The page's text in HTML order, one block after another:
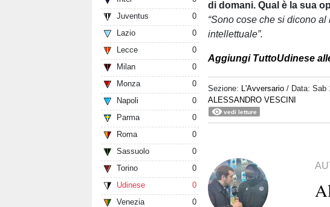
Juventus
0
Lazio
0
Lecce
0
Milan
0
Monza
0
Napoli
0
Parma
0
Roma
0
Sassuolo
0
Torino
0
Udinese
0
Venezia
0
di domani. Qual è la sua
“Sono cose che si dicono
intellettuale”.
Aggiungi TuttoUdinese
Sezione: L'Avversario / Data:Sab
ALESSANDRO VESCINI
vedi letture